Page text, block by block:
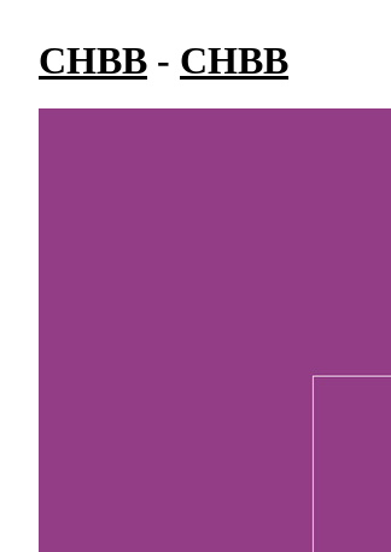
CHBB - CHBB